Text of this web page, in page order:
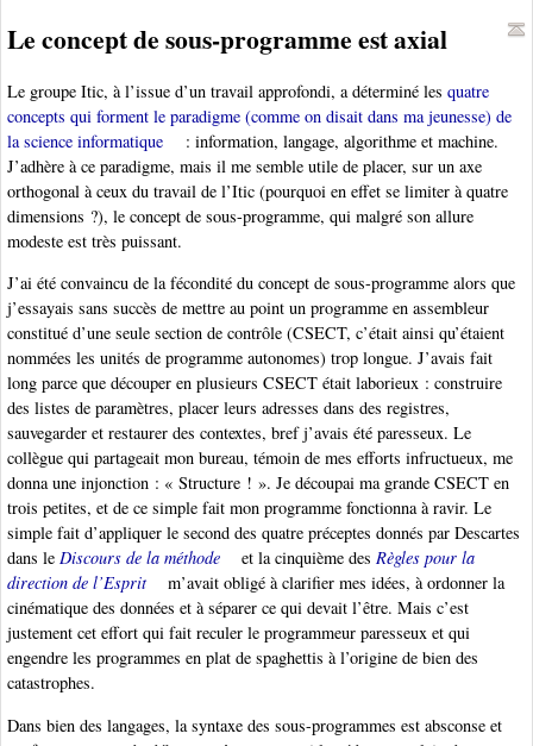
Le concept de sous-programme est axial
Le groupe Itic, à l’issue d’un travail approfondi, a déterminé les quatre
concepts qui forment le paradigme (comme on disait dans ma jeunesse) de
la science informatique
: information, langage, algorithme et machine.
J’adhère à ce paradigme, mais il me semble utile de placer, sur un axe
orthogonal à ceux du travail de l’Itic (pourquoi en effet se limiter à quatre
dimensions ?), le concept de sous-programme, qui malgré son allure
modeste est très puissant.
J’ai été convaincu de la fécondité du concept de sous-programme alors que
j’essayais sans succès de mettre au point un programme en assembleur
constitué d’une seule section de contrôle (CSECT, c’était ainsi qu’étaient
nommées les unités de programme autonomes) trop longue. J’avais fait
long parce que découper en plusieurs CSECT était laborieux : construire
des listes de paramètres, placer leurs adresses dans des registres,
sauvegarder et restaurer des contextes, bref j’avais été paresseux. Le
collègue qui partageait mon bureau, témoin de mes efforts infructueux, me
donna une injonction : « Structure ! ». Je découpai ma grande CSECT en
trois petites, et de ce simple fait mon programme fonctionna à ravir. Le
simple fait d’appliquer le second des quatre préceptes donnés par Descartes
dans le Discours de la méthode et la cinquième des Règles pour la
direction de l’Esprit
m’avait obligé à clarifier mes idées, à ordonner la
cinématique des données et à séparer ce qui devait l’être. Mais c’est
justement cet effort qui fait reculer le programmeur paresseux et qui
engendre les programmes en plat de spaghettis à l’origine de bien des
catastrophes.
Dans bien des langages, la syntaxe des sous-programmes est absconse et